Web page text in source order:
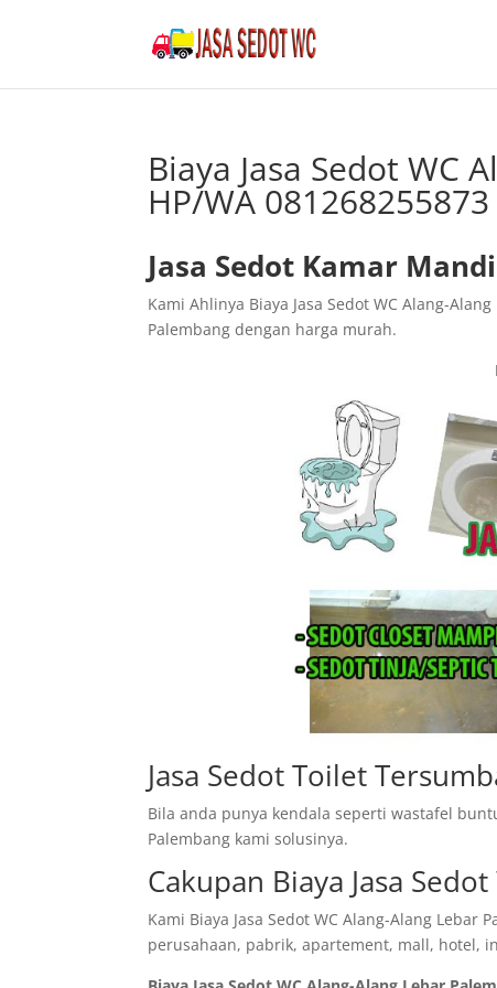
Biaya Jasa Sedot WC
HP/WA 081268255873
Jasa Sedot Kamar
Kami Ahlinya Biaya Jasa Sedot WC Alang-
Palembang dengan harga murah.
Jasa Sedot Toilet
Bila anda punya kendala seperti wastafel
Palembang kami solusinya.
Cakupan Biaya Jasa
Kami Biaya Jasa Sedot WC Alang-Alang
perusahaan, pabrik, apartement, mall, hotel,